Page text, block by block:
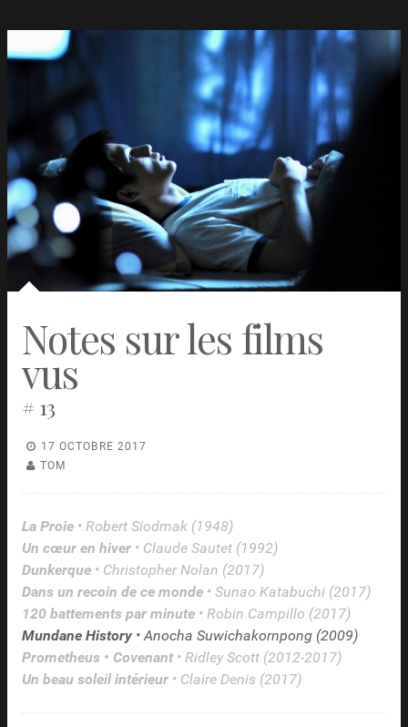
Notes sur les films
vus
# 13
17 OCTOBRE 2017
TOM
La Proie • Robert Siodmak (1948)
Un cœur en hiver • Claude Sautet (1992)
Dunkerque • Christopher Nolan (2017)
Dans un recoin de ce monde • Sunao Katabuchi (2017)
120 battements par minute • Robin Campillo (2017)
Mundane History• Anocha Suwichakornpong (2009)
Prometheus • Covenant• Ridley Scott (2012-2017)
Un beau soleil intérieur • Claire Denis (2017)